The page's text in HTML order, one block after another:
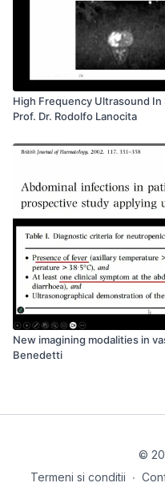
High Frequency Ultrasound In
Prof. Dr. Rodolfo Lanocita
New imagining modalities in
Benedetti
©
Termeni si conditii ∙